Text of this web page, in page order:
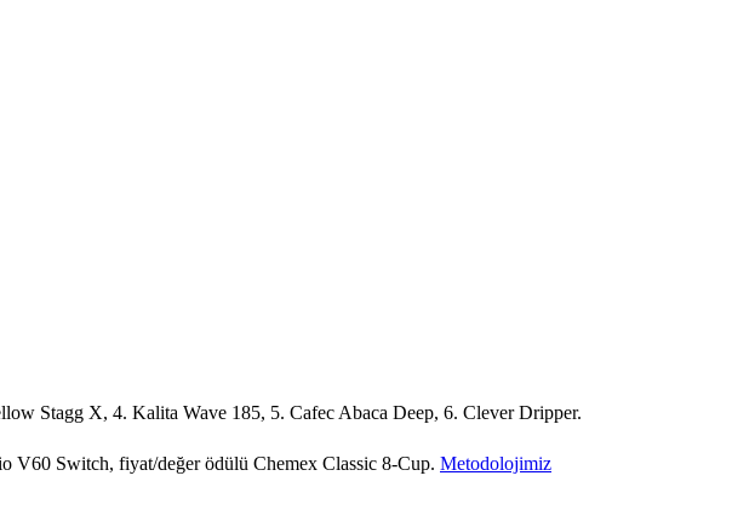
Stagg X, 4. Kalita Wave 185, 5. Cafec Abaca Deep, 6. Clever Dripper.
V60 Switch, fiyat/değer ödülü Chemex Classic 8-Cup. Metodolojimiz